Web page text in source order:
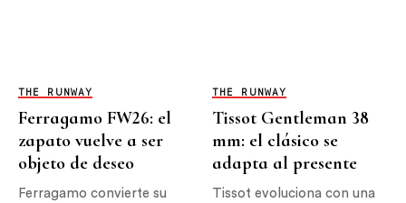
THE RUNWAY
Ferragamo FW26: el
zapato vuelve a ser
objeto de deseo
Ferragamo convierte su
THE RUNWAY
Tissot Gentleman 38
mm: el clásico se
adapta al presente
Tissot evoluciona con una